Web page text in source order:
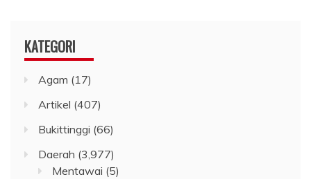
KATEGORI
Agam (17)
Artikel (407)
Bukittinggi (66)
Daerah (3,977)
Mentawai (5)